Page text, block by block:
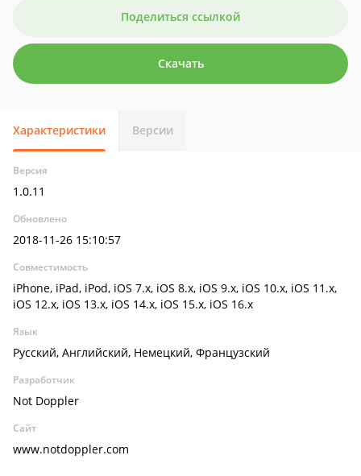
Поделиться ссылкой
Скачать
Характеристики Версии
Версия
1.0.11
Обновлено
2018-11-26 15:10:57
Совместимость
iPhone, iPad, iPod, iOS 7.x, iOS 8.x, iOS 9.x, iOS 10.x, iOS 11.x,
iOS 12.x, iOS 13.x, iOS 14.x, iOS 15.x, iOS 16.x
Язык
Русский, Английский, Немецкий, Французский
Разработчик
Not Doppler
Сайт
www.notdoppler.com